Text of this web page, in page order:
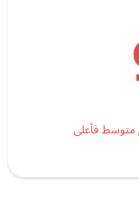
متوسط فأعلى